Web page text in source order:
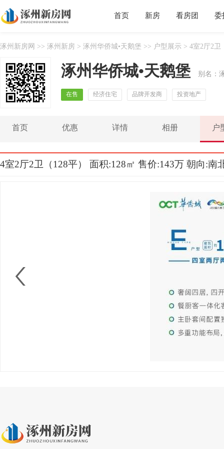
首页 新房 看房团 委
涿州新房网 >> 涿州新房 > 涿州华侨城•天鹅堡 >> 户型展示 > 4室2厅2卫
涿州华侨城•天鹅堡 别名：
在售 经济住宅 品牌开发商 投资地产
首页 优惠 详情 相册 户
4室2厅2卫（128平） 面积:128㎡ 售价:143万 朝向:南